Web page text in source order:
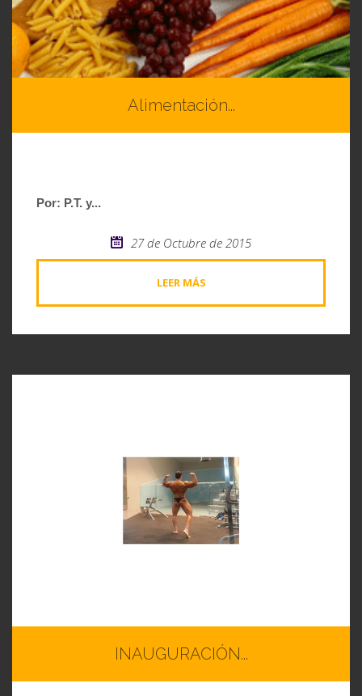
Alimentación...
Por: P.T. y...
27 de Octubre de 2015
LEER MÁS
INAUGURACIÓN...